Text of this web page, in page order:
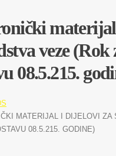
veze (Rok
08.5.215.
MATERIJAL I DIJELOVI ZA
08.5.215. GODINE)